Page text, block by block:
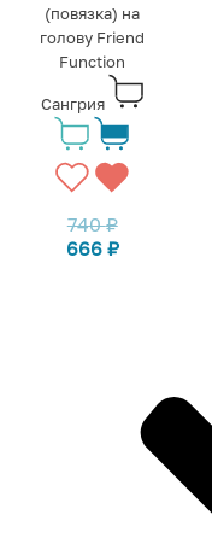
(повязка) на
голову Friend
Function
Сангрия
740₽
666 ₽